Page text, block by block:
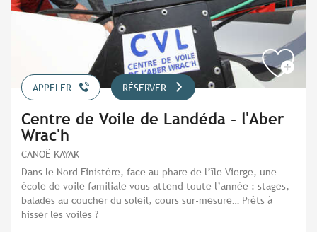
APPELER RÉSERVER
Centre de Voile de Landéda - l'Aber
Wrac'h
CANOË KAYAK
Dans le Nord Finistère, face au phare de l’île Vierge, une
école de voile familiale vous attend toute l’année : stages,
balades au coucher du soleil, cours sur‑mesure… Prêts à
hisser les voiles ?